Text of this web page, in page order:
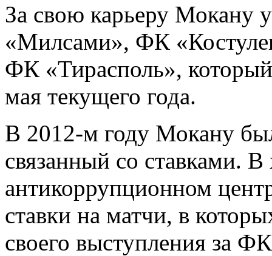
За свою карьеру Мокану
«Милсами», ФК
ФК «Тирасполь»,
мая текущего года.
В 2012-м году Мокану
связанный со ставками.
антикоррупционном
ставки на матчи, в
своего выступления за